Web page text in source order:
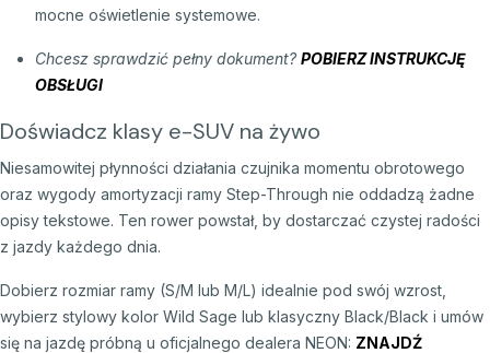
mocne oświetlenie systemowe.
Chcesz sprawdzić pełny dokument? POBIERZ INSTRUKCJĘ
OBSŁUGI
Doświadcz klasy e-SUV na żywo
Niesamowitej płynności działania czujnika momentu obrotowego
oraz wygody amortyzacji ramy Step-Through nie oddadzą żadne
opisy tekstowe. Ten rower powstał, by dostarczać czystej radości
z jazdy każdego dnia.
Dobierz rozmiar ramy (S/M lub M/L) idealnie pod swój wzrost,
wybierz stylowy kolor Wild Sage lub klasyczny Black/Black i umów
się na jazdę próbną u oficjalnego dealera NEON: ZNAJDŹ